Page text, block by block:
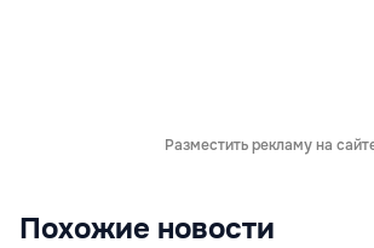
Разместить рекламу на
Похожие новости